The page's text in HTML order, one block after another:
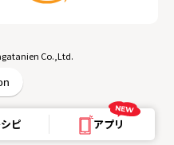
Co.,Ltd.
ピ アプリ